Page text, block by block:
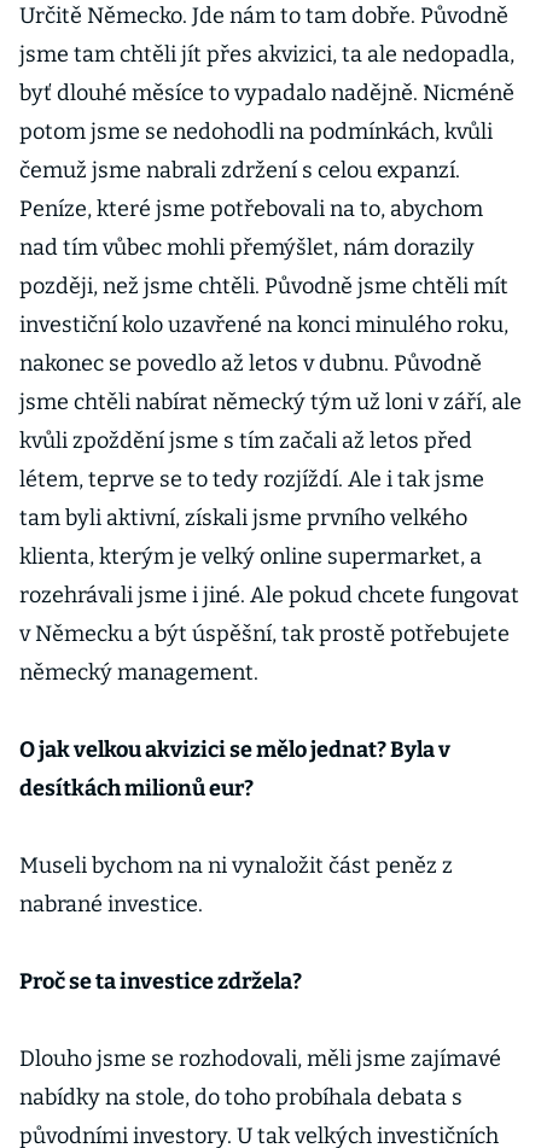
Určitě Německo. Jde nám to tam dobře. Původně
jsme tam chtěli jít přes akvizici, ta ale nedopadla,
byť dlouhé měsíce to vypadalo nadějně. Nicméně
potom jsme se nedohodli na podmínkách, kvůli
čemuž jsme nabrali zdržení s celou expanzí.
Peníze, které jsme potřebovali na to, abychom
nad tím vůbec mohli přemýšlet, nám dorazily
později, než jsme chtěli. Původně jsme chtěli mít
investiční kolo uzavřené na konci minulého roku,
nakonec se povedlo až letos v dubnu. Původně
jsme chtěli nabírat německý tým už loni v září, ale
kvůli zpoždění jsme s tím začali až letos před
létem, teprve se to tedy rozjíždí. Ale i tak jsme
tam byli aktivní, získali jsme prvního velkého
klienta, kterým je velký online supermarket, a
rozehrávali jsme i jiné. Ale pokud chcete fungovat
v Německu a být úspěšní, tak prostě potřebujete
německý management.
O jak velkou akvizici se mělo jednat? Byla v
desítkách milionů eur?
Museli bychom na ni vynaložit část peněz z
nabrané investice.
Proč se ta investice zdržela?
Dlouho jsme se rozhodovali, měli jsme zajímavé
nabídky na stole, do toho probíhala debata s
původními investory. U tak velkých investičních